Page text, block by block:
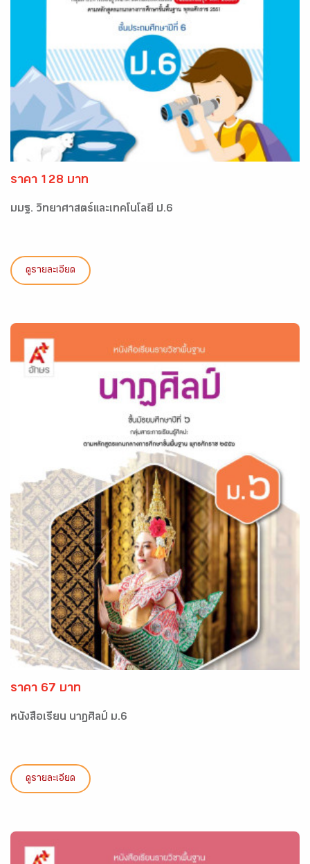
ราคา 128 บาท
มมฐ. วิทยาศาสตร์และเทคโนโลยี ป.6
ดูรายละเอียด
ราคา 67 บาท
หนังสือเรียน นาฏศิลป์ ม.6
ดูรายละเอียด